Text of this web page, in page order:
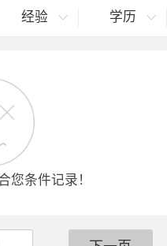
经验 学历
您条件记录！